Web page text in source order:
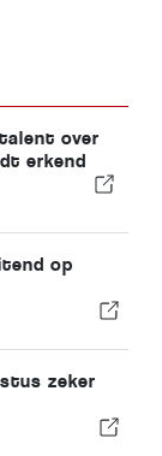
over
erkend
op
zeker